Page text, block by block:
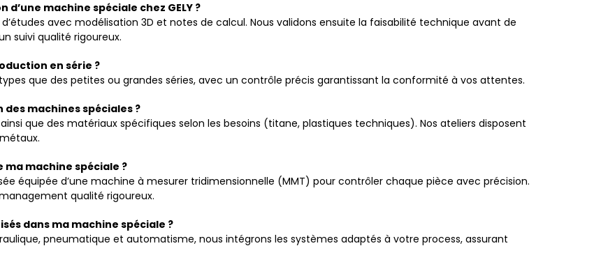
machine spéciale chez GELY ?
avec modélisation 3D et notes de calcul. Nous validons ensuite la faisabilité technique avant de
suivi qualité rigoureux.
en série ?
que des petites ou grandes séries, avec un contrôle précis garantissant la conformité à vos attentes.
machines spéciales ?
que des matériaux spécifiques selon les besoins (titane, plastiques techniques). Nos ateliers disposent
machine spéciale ?
équipée d’une machine à mesurer tridimensionnelle (MMT) pour contrôler chaque pièce avec précision.
management qualité rigoureux.
dans ma machine spéciale ?
pneumatique et automatisme, nous intégrons les systèmes adaptés à votre process, assurant